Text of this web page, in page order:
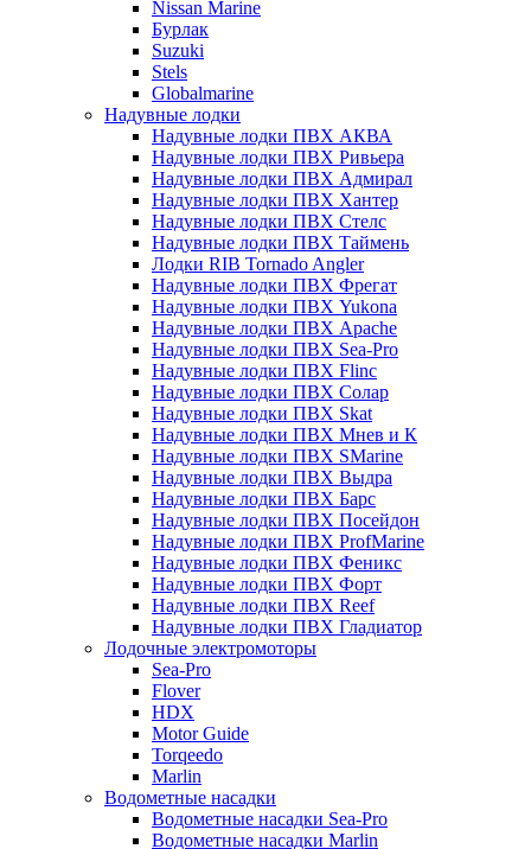
Nissan Marine
Бурлак
Suzuki
Stels
Globalmarine
Надувные лодки
Надувные лодки ПВХ АКВА
Надувные лодки ПВХ Ривьера
Надувные лодки ПВХ Адмирал
Надувные лодки ПВХ Хантер
Надувные лодки ПВХ Стелс
Надувные лодки ПВХ Таймень
Лодки RIB Tornado Angler
Надувные лодки ПВХ Фрегат
Надувные лодки ПВХ Yukona
Надувные лодки ПВХ Apache
Надувные лодки ПВХ Sea-Pro
Надувные лодки ПВХ Flinc
Надувные лодки ПВХ Солар
Надувные лодки ПВХ Skat
Надувные лодки ПВХ Мнев и К
Надувные лодки ПВХ SMarine
Надувные лодки ПВХ Выдра
Надувные лодки ПВХ Барс
Надувные лодки ПВХ Посейдон
Надувные лодки ПВХ ProfMarine
Надувные лодки ПВХ Феникс
Надувные лодки ПВХ Форт
Надувные лодки ПВХ Reef
Надувные лодки ПВХ Гладиатор
Лодочные электромоторы
Sea-Pro
Flover
HDX
Motor Guide
Torqeedo
Marlin
Водометные насадки
Водометные насадки Sea-Pro
Водометные насадки Marlin